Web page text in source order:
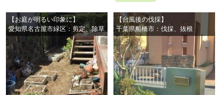
【お庭が明るい印象に】
愛知県名古屋市緑区：剪定、除草
【台風後の伐採】
千葉県船橋市：伐採、抜根